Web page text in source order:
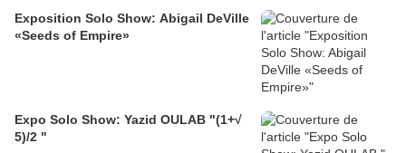
Exposition Solo Show: Abigail DeVille
«Seeds of Empire»
Expo Solo Show: Yazid OULAB "(1+√
5)/2 "